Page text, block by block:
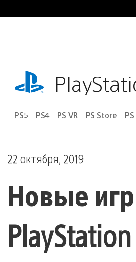
к
playstation.com
PS5 PS4 PS VR PS Store
22 октября, 2019
Новые